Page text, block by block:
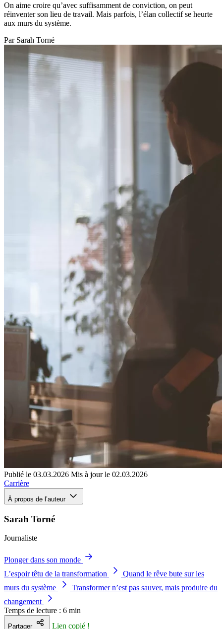
On aime croire qu’avec suffisamment de conviction, on peut
réinventer son lieu de travail. Mais parfois, l’élan collectif se heurte
aux murs du système.
Par Sarah Torné
Publié le 03.03.2026 Mis à jour le 02.03.2026
Carrière
À propos de l’auteur
Sarah Torné
Journaliste
Plonger dans son monde
L’espoir têtu de la transformation
Quand le rêve bute sur les
murs du système
Transformer n’est pas sauver, mais produire du
changement
Temps de lecture : 6 min
Partager Lien copié !